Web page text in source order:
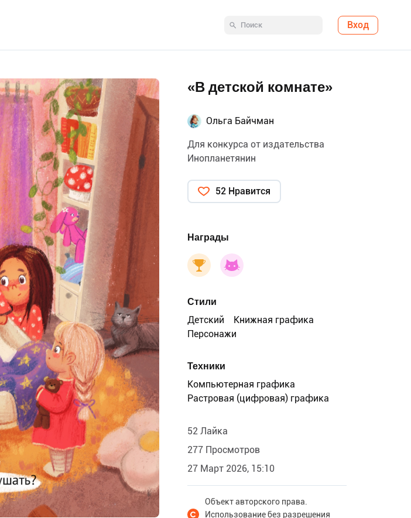
Вход
«В детской комнате»
Ольга Байчман
Для конкурса от издательства
Инопланетянин
52 Нравится
Награды
Стили
Детский
Книжная графика
Персонажи
Техники
Компьютерная графика
Растровая (цифровая) графика
52 Лайка
277 Просмотров
27 Март 2026, 15:10
Объект авторского права.
Использование без разрешения